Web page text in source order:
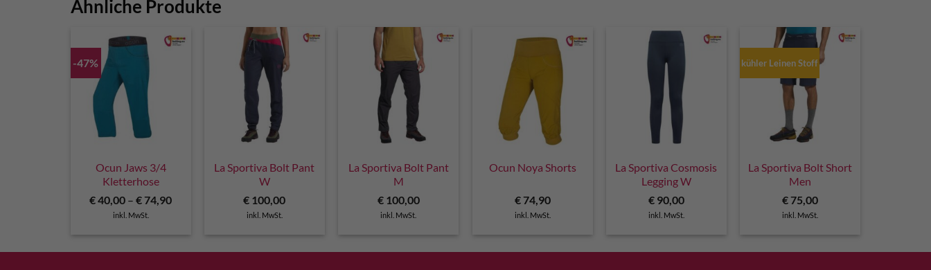
Ähnliche Produkte
-47%
Ocun Jaws 3/4
Kletterhose
€40,00 –€ 74,90
inkl. MwSt.
La Sportiva Bolt Pant
W
€ 100,00
inkl. MwSt.
La Sportiva Bolt Pant
M
€100,00
inkl. MwSt.
Ocun Noya Shorts
€74,90
inkl. MwSt.
La Sportiva Cosmosis
Legging W
€90,00
inkl. MwSt.
kühler Leinen Stoff
La Sportiva Bolt Short
Men
€ 75,00
inkl. MwSt.